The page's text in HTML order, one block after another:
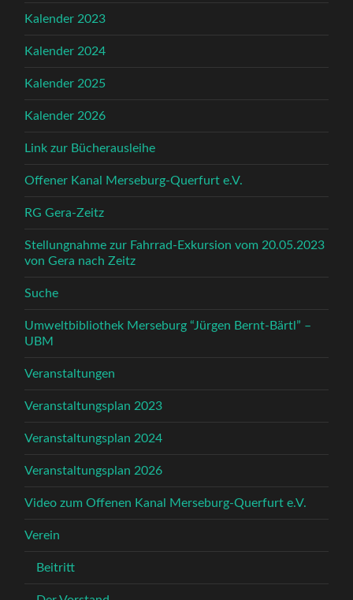
Kalender 2023
Kalender 2024
Kalender 2025
Kalender 2026
Link zur Bücherausleihe
Offener Kanal Merseburg-Querfurt e.V.
RG Gera-Zeitz
Stellungnahme zur Fahrrad-Exkursion vom 20.05.2023
von Gera nach Zeitz
Suche
Umweltbibliothek Merseburg “Jürgen Bernt-Bärtl” –
UBM
Veranstaltungen
Veranstaltungsplan 2023
Veranstaltungsplan 2024
Veranstaltungsplan 2026
Video zum Offenen Kanal Merseburg-Querfurt e.V.
Verein
Beitritt